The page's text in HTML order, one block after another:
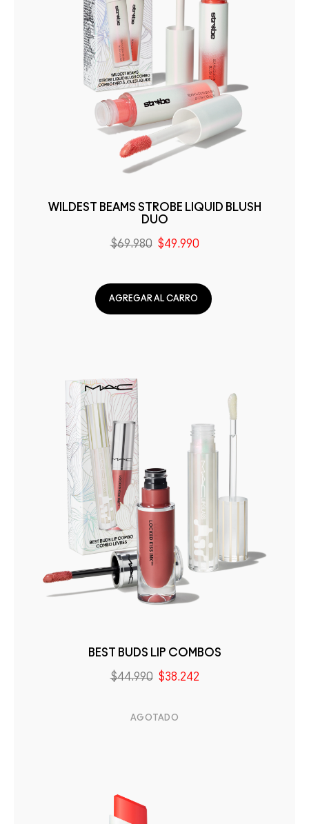
WILDEST BEAMS STROBE LIQUID BLUSH
DUO
$69.980 $49.990
AGREGAR AL CARRO
BEST BUDS LIP COMBOS
$44.990 $38.242
AGOTADO